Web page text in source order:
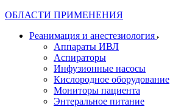
ОБЛАСТИ ПРИМЕНЕНИЯ
Реанимация и анестезиология
Аппараты ИВЛ
Аспираторы
Инфузионные насосы
Кислородное оборудование
Мониторы пациента
Энтеральное питание